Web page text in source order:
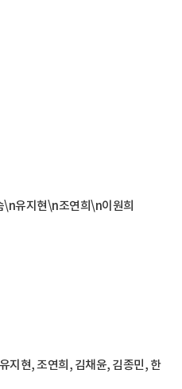
유지현\n조연희\n이원희
지현, 조연희, 김채윤, 김종민, 한